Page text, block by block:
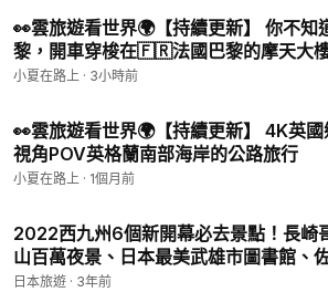
👀雲旅遊看世界🌍【持續更新】 你不知
黎，開車穿梭在🇫🇷法國巴黎的摩天大
小夏在路上 · 3小時前
👀雲旅遊看世界🌍【持續更新】 4K英
視角POV英格蘭南部海岸的公路旅行
小夏在路上 · 1個月前
2022西九州6個新開幕必去景點！長崎
山百萬夜景、日本最美武雄市圖書館、
門｜九州自由行・日本旅遊4K VLOG
日本旅遊 · 3年前